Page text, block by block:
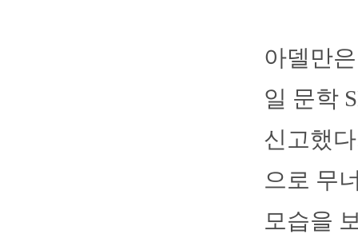
아델만
일 문학
신고했
으로 무
모습을